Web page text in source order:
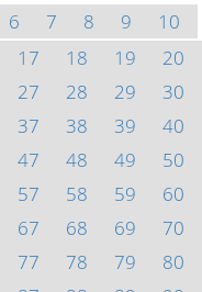
6 7 8 9
10
17 18 19
20
27 28 29
30
37 38 39
40
47 48 49
50
57 58 59
60
67 68 69
70
77 78 79
80